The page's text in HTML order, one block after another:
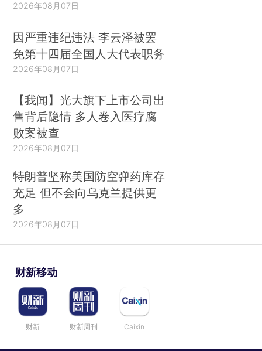
2026年08月07日
因严重违纪违法 李云泽被罢
免第十四届全国人大代表职务
2026年08月07日
【我闻】光大旗下上市公司出
售背后隐情 多人卷入医疗腐
败案被查
2026年08月07日
特朗普坚称美国防空弹药库存
充足 但不会向乌克兰提供更
多
2026年08月07日
财新移动
财新 财新周刊 Caixin